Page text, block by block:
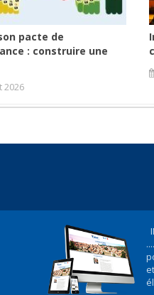
pacte de
: construire une
2026